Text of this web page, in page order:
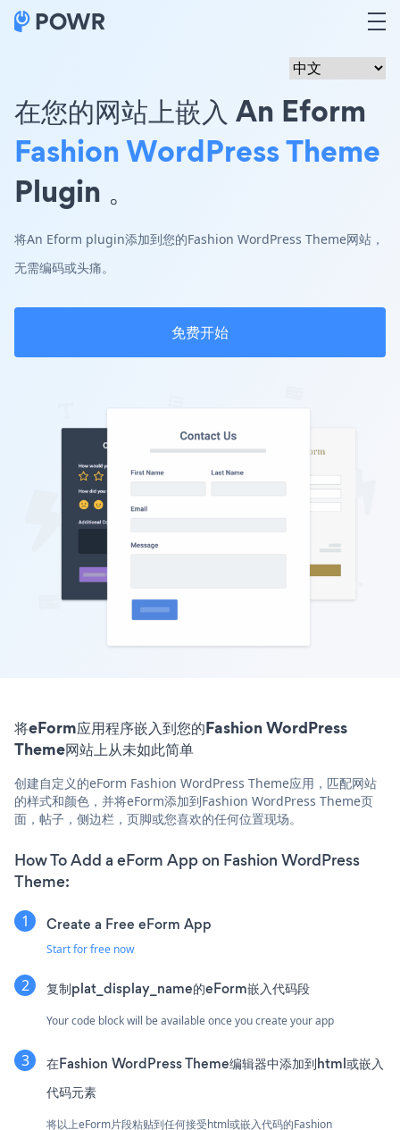
在您的网站上嵌入 An Eform
Fashion WordPress Theme
Plugin 。
将An Eform plugin添加到您的Fashion WordPress Theme网站，
无需编码或头痛。
免费开始
将eForm应用程序嵌入到您的Fashion WordPress
Theme网站上从未如此简单
创建自定义的eForm Fashion WordPress Theme应用，匹配网站
的样式和颜色，并将eForm添加到Fashion WordPress Theme页
面，帖子，侧边栏，页脚或您喜欢的任何位置现场。
How To Add a eForm App on Fashion WordPress
Theme:
Create a Free eForm App
Start for free now
复制plat_display_name的eForm嵌入代码段
Your code block will be available once you create your app
在Fashion WordPress Theme编辑器中添加到html或嵌入
代码元素
将以上eForm片段粘贴到任何接受html或嵌入代码的Fashion